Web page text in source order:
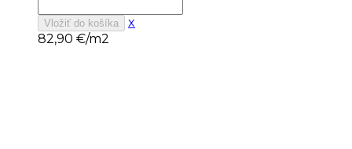
Vložiť do košíka
x
82,90 €/m2